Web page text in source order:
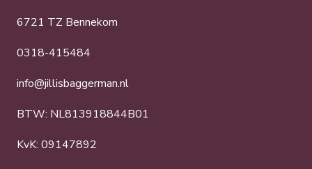
6721 TZ Bennekom
0318-415484
info@jillisbaggerman.nl
BTW: NL813918844B01
KvK: 09147892